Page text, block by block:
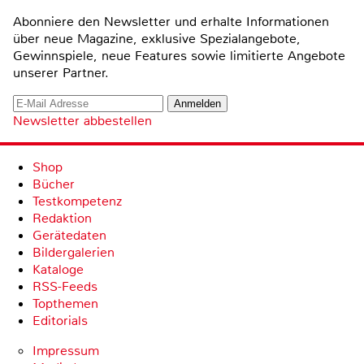
Abonniere den Newsletter und erhalte Informationen
über neue Magazine, exklusive Spezialangebote,
Gewinnspiele, neue Features sowie limitierte Angebote
unserer Partner.
Newsletter abbestellen
Shop
Bücher
Testkompetenz
Redaktion
Gerätedaten
Bildergalerien
Kataloge
RSS-Feeds
Topthemen
Editorials
Impressum